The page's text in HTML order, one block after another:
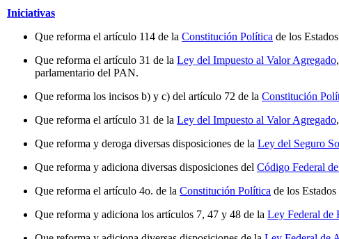
Iniciativas
Que reforma el artículo 114 de la Constitución Política de los
Que reforma el artículo 31 de la Ley del Impuesto al Valor Agregado
parlamentario del PAN.
Que reforma los incisos b) y c) del artículo 72 de la Constitución
Que reforma el artículo 31 de la Ley del Impuesto al Valor Agregado
Que reforma y deroga diversas disposiciones de la Ley del Seguro
Que reforma y adiciona diversas disposiciones del Código Federal
Que reforma el artículo 4o. de la Constitución Política de los
Que reforma y adiciona los artículos 7, 47 y 48 de la Ley Federal de